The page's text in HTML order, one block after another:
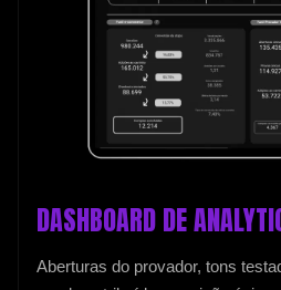
DASHBOARD DE
Aberturas do provador, tons